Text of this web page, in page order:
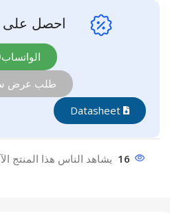
احصل على
الواتساب
طلب عرض
16 يشاهد الناس هذا المنتج